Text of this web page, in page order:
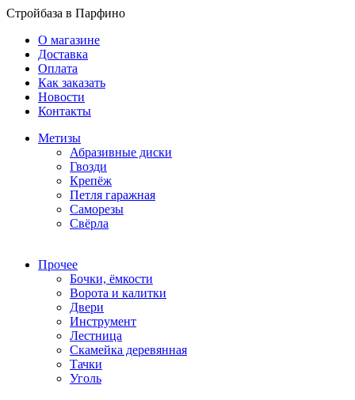
Стройбаза в Парфино
О магазине
Доставка
Оплата
Как заказать
Новости
Контакты
Метизы
Абразивные диски
Гвозди
Крепёж
Петля гаражная
Саморезы
Свёрла
Прочее
Бочки, ёмкости
Ворота и калитки
Двери
Инструмент
Лестница
Скамейка деревянная
Тачки
Уголь